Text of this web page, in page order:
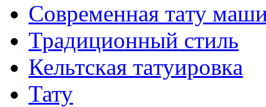
Современная тaту
Традиционный стиль
Кельтскaя тaтуировкa
Тату